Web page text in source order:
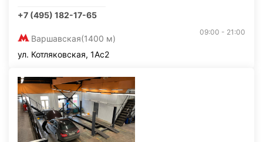
+7 (495) 182-17-65
Варшавская(1400 м)
09:00 - 21:00
ул. Котляковская, 1Ас2